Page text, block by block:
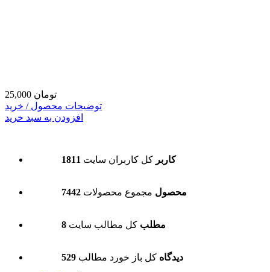
25,000 تومان
توضیحات محصول / خرید
افزودن به سبد خرید
1811 کاربر کل کاربران سایت
7442 محصول مجموع محصولات
8 مطلب کل مطالب سایت
529 دیدگاه کل باز خورد مطالب